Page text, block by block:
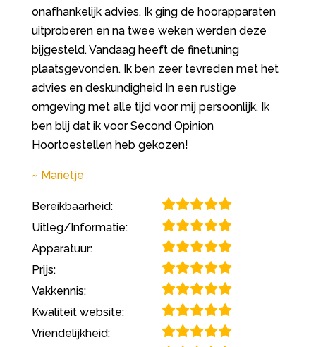
onafhankelijk advies. Ik ging de hoorapparaten
uitproberen en na twee weken werden deze
bijgesteld. Vandaag heeft de finetuning
plaatsgevonden. Ik ben zeer tevreden met het
advies en deskundigheid In een rustige
omgeving met alle tijd voor mij persoonlijk. Ik
ben blij dat ik voor Second Opinion
Hoortoestellen heb gekozen!
Marietje
Bereikbaarheid:
Uitleg/Informatie:
Apparatuur:
Prijs:
Vakkennis:
Kwaliteit website:
Vriendelijkheid: